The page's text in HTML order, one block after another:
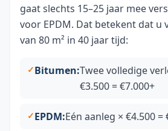
gaat slechts 15–25 jaar mee
voor EPDM. Dat betekent dat u
van 80 m² in 40 jaar tijd:
Bitumen:Twee volledige
€3.500 = €7.000+
EPDM:Eén aanleg × €4.500 =